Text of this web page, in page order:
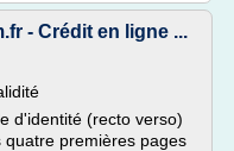
- Crédit en ligne ...
d'identité (recto verso)
premières pages